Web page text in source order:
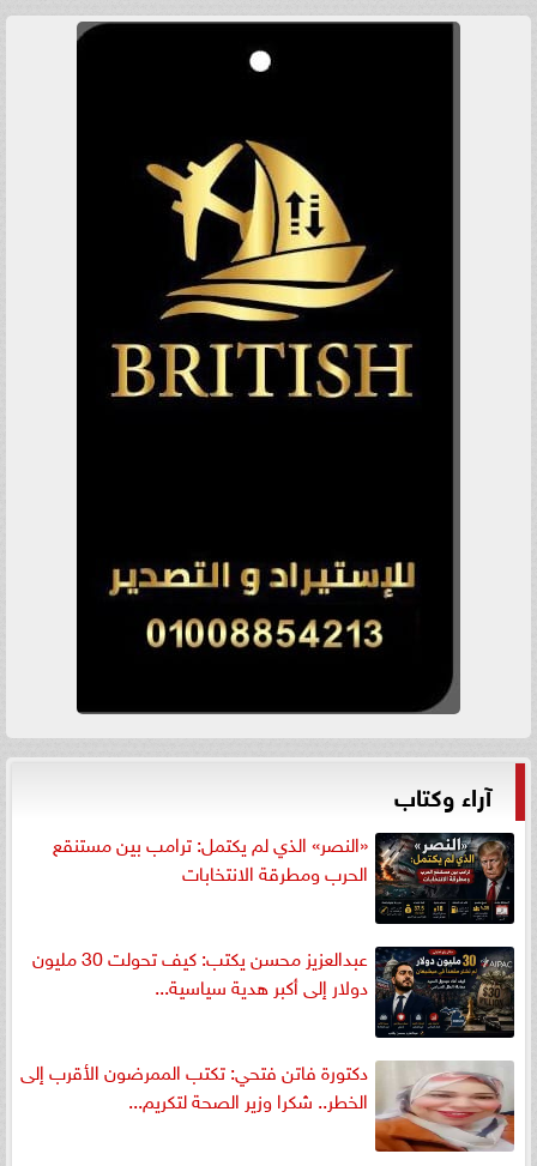
آراء وكتاب
«النصر» الذي لم يكتمل: ترامب بين مستنقع
الحرب ومطرقة الانتخابات
عبدالعزيز محسن يكتب: كيف تحولت 30 مليون
دولار إلى أكبر هدية سياسية...
دكتورة فاتن فتحي: تكتب الممرضون الأقرب إلى
الخطر.. شكرا وزير الصحة لتكريم...